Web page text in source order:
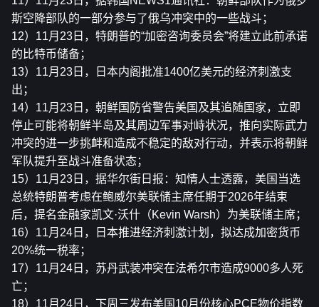
斯空降部队的一部分参与了俄乌冲突中的一些战斗；
12）11月23日，特朗普的“加密咨询委员会”将建立此前承诺
的比特币储备；
13）11月23日，日本内阁批准1400亿美元的经济刺激支
出；
14）11月23日，朝鲜国防省警告美国及其追随国家，立即
停止可能将朝鲜半岛及其周边军事对峙状况，推向实际武力
冲突的进一步挑衅和造成不稳定的敌对行动，并表示将朝鲜
军队提升至战斗准备状态；
15）11月23日，据华尔街日报：知情人士透露，美国当选
总统特朗普考虑在鲍威尔美联储主席任期于2026年结束
后，提名金融家凯文·沃什（Kevin Warsh）为美联储主席；
16）11月24日，日本推进经济刺激计划，拟达成加密货币
20%统一税率；
17）11月24日，苏丹武装冲突在法希尔市造成9000多人死
亡；
18）11月24日，下周三发布美国10月份核心PCE物价指数